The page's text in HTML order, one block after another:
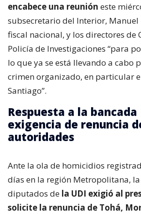
encabece una reunión este
subsecretario del Interior, Manuel
fiscal nacional, y los directores de
Policía de Investigaciones “para
lo que ya se está llevando a cabo
crimen organizado, en particular
Santiago”.
Respuesta a la
exigencia de renuncia
autoridades
Ante la ola de homicidios
días en la región Metropolitana,
diputados de la UDI exigió al
solicite la renuncia de Tohá,